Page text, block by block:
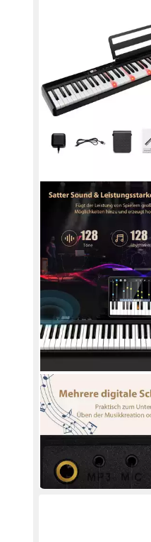
COSTWAY
Home-Keyboard
159,99 € UVP209,99 €
-24%
in 4-5 Werktagen bei dir